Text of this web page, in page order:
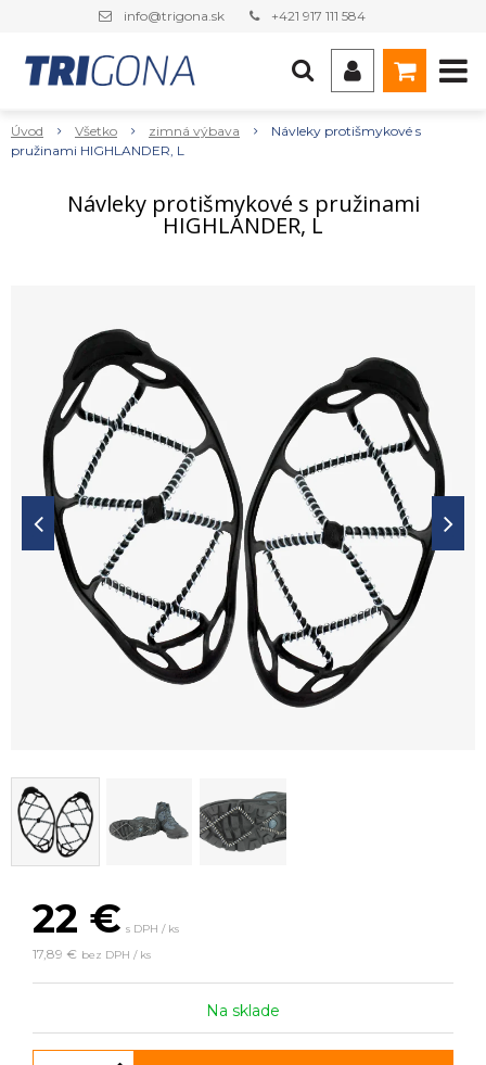
info@trigona.sk +421 917 111 584
Úvod Všetko zimná výbava
Návleky protišmykové s
pružinami HIGHLANDER, L
Návleky protišmykové s pružinami
HIGHLANDER, L
22 € s DPH / ks
17,89 € bez DPH / ks
Na sklade